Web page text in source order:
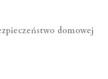
domowej